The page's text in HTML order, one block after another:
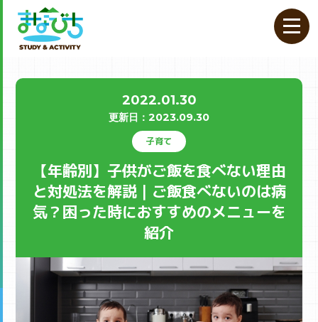
2022.01.30
更新⽇： 2023.09.30
子育て
【年齢別】子供がご飯を食べない理由
と対処法を解説｜ご飯食べないのは病
気？困った時におすすめのメニューを
紹介